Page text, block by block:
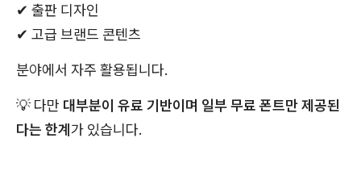
✔ 출판 디자인
✔ 고급 브랜드 콘텐츠
분야에서 자주 활용됩니다.
💡 다만 대부분이 유료 기반이며 일부 무료 폰트만 제공된
다는 한계가 있습니다.